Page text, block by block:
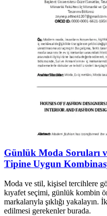
Günlük Moda Soruları
Tipine Uygun
Moda ve stil, kişisel tercihlere
kıyafet seçimi, günlük kombin
markalarıyla şıklığı yakalayın.
edilmesi gerekenler burada.